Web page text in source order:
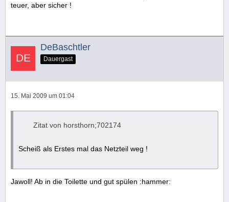
teuer, aber sicher !
DeBaschtler
Dauergast
15. Mai 2009 um 01:04
Zitat von horsthorn;702174
Scheiß als Erstes mal das Netzteil weg !
Jawoll! Ab in die Toilette und gut spülen :hammer: